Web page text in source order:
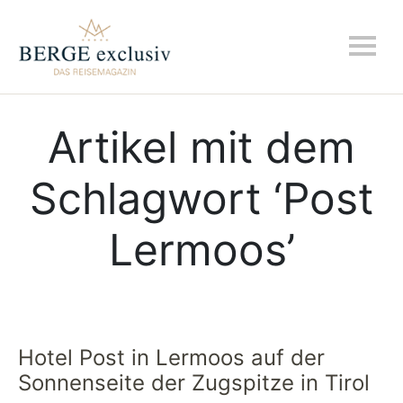
Artikel mit dem
Schlagwort ‘Post
Lermoos’
Hotel Post in Lermoos auf der
Sonnenseite der Zugspitze in Tirol